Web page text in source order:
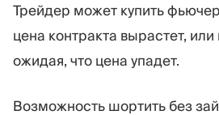
Трейдер может купить
цена контракта вырастет, или
ожидая, что цена упадет.
Возможность шортить без